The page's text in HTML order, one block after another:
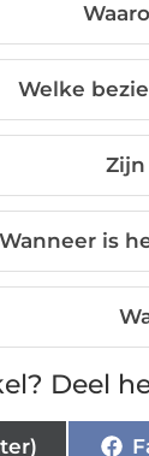
Welke
Wanneer is
Deel